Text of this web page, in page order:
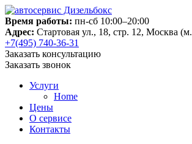
Время работы: пн-сб 10:00–20:00
Адрес: Стартовая ул., 18, стр. 12, Москва
+7(495) 740-36-31
Заказать консультацию
Заказать звонок
Услуги
Home
Цены
О сервисе
Контакты